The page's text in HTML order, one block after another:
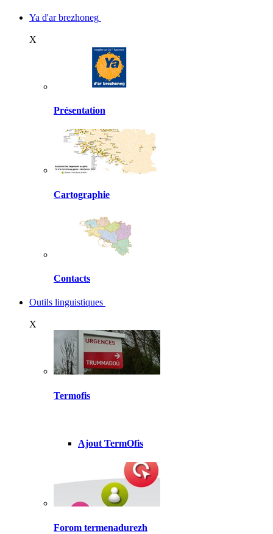
Ya d'ar brezhoneg
X
Présentation
Cartographie
Contacts
Outils linguistiques
X
Termofis
Ajout TermOfis
Forom termenadurezh